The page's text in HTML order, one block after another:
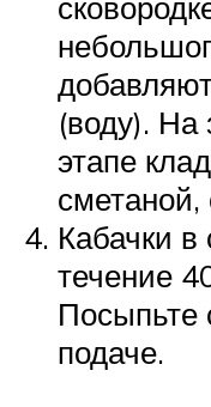
(воду). На
этапе
сметаной,
Кабачки в
течение
Посыпьте
подаче.